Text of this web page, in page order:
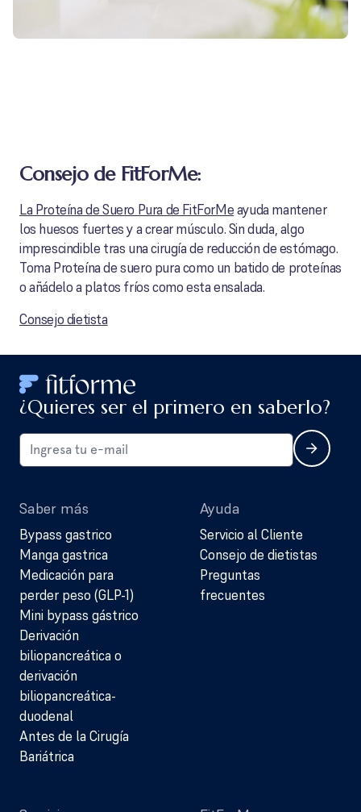
Consejo de FitForMe:
La Proteína de Suero Pura de FitForMeayuda mantener
los huesos fuertes y a crear músculo. Sin duda, algo
imprescindible tras una cirugía de reducción de estómago.
Toma Proteína de suero pura como un batido de proteínas
o añádelo a platos fríos como esta ensalada.
Consejo dietista
¿Quieres ser el primero en saberlo?
Saber más
Bypass gastrico
Manga gastrica
Medicación para
perder peso (GLP-1)
Mini bypass gástrico
Derivación
biliopancreática o
derivación
biliopancreática-
duodenal
Antes de la Cirugía
Bariátrica
Ayuda
Servicio al Cliente
Consejo de dietistas
Preguntas
frecuentes